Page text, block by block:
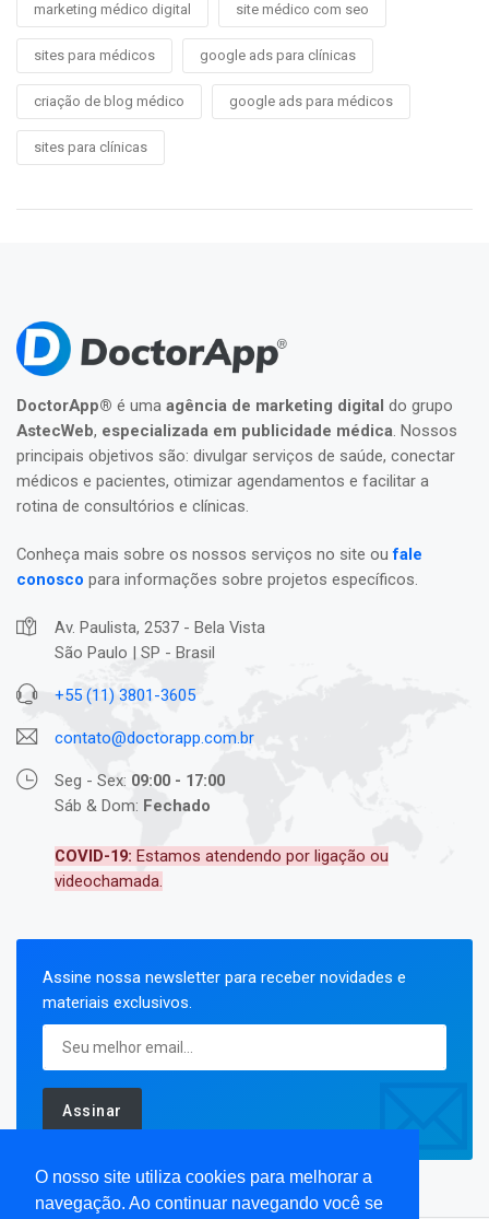
O nosso site utiliza cookies para melhorar a
navegação. Ao continuar navegando você se
marketing médico digital site médico com seo
sites para médicos google ads para clínicas
criação de blog médico google ads para médicos
sites para clínicas
DoctorApp® é uma agência de marketing digital do grupo
AstecWeb, especializada em publicidade médica. Nossos
principais objetivos são: divulgar serviços de saúde, conectar
médicos e pacientes, otimizar agendamentos e facilitar a
rotina de consultórios e clínicas.
Conheça mais sobre os nossos serviços no site oufale
conosco para informações sobre projetos específicos.
Av. Paulista, 2537 - Bela Vista
São Paulo | SP - Brasil
+55 (11) 3801-3605
contato@doctorapp.com.br
Seg - Sex: 09:00 - 17:00
Sáb & Dom: Fechado
COVID-19: Estamos atendendo por ligação ou
videochamada.
Assine nossa newsletter para receber novidades e
materiais exclusivos.
Assinar